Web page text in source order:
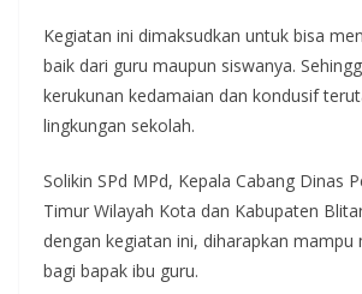
Kegiatan ini dimaksudkan untuk bisa
baik dari guru maupun siswanya.
kerukunan kedamaian dan kondusif
lingkungan sekolah.
Solikin SPd MPd, Kepala Cabang Dinas
Timur Wilayah Kota dan Kabupaten
dengan kegiatan ini, diharapkan mampu
bagi bapak ibu guru.